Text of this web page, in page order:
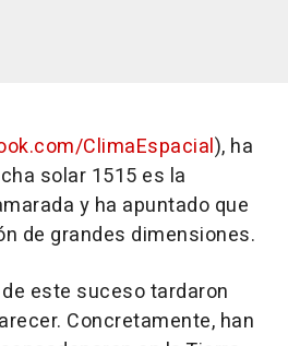
ClimaEspacial), ha
solar 1515 es la
y ha apuntado que
de grandes dimensiones.
este suceso tardaron
Concretamente, han